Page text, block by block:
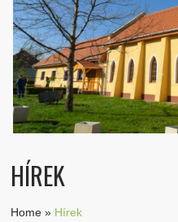
HÍREK
Home » Hírek